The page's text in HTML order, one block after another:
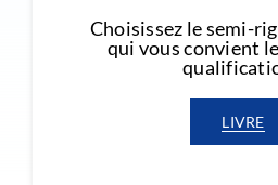
Choisissez le semi-
qui vous convient
LIVRE